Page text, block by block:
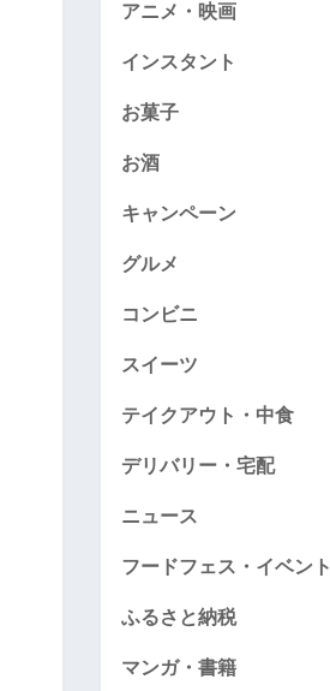
アニメ・映画
インスタント
お菓子
お酒
キャンペーン
グルメ
コンビニ
スイーツ
テイクアウト・中食
デリバリー・宅配
ニュース
フードフェス・イベント
ふるさと納税
マンガ・書籍